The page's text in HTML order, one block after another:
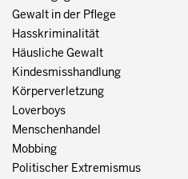
Gewalt in der Pflege
Hasskriminalität
Häusliche Gewalt
Kindesmisshandlung
Körperverletzung
Loverboys
Menschenhandel
Mobbing
Politischer Extremismus